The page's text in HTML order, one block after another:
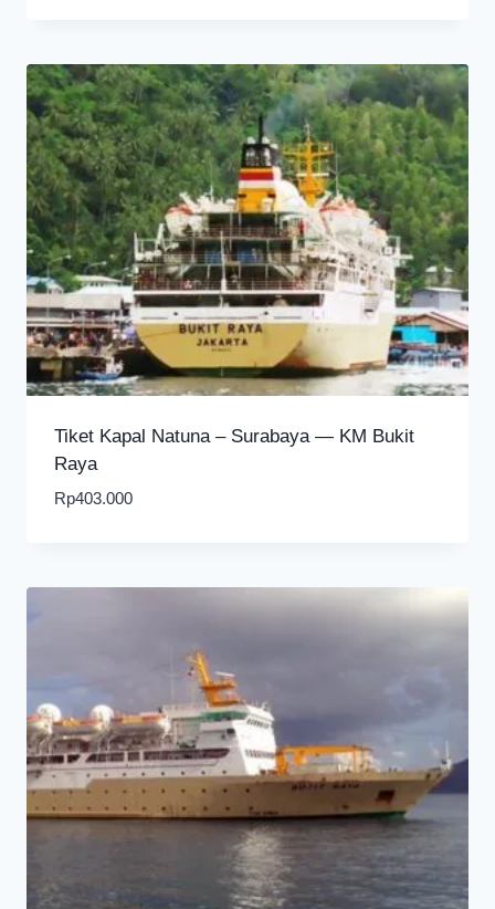
Tiket Kapal Natuna – Surabaya — KM Bukit
Raya
Rp403.000